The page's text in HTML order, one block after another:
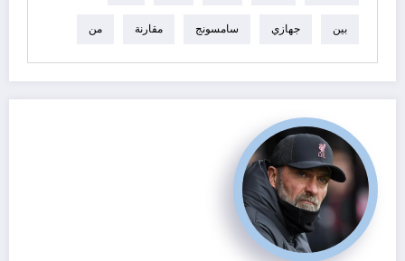
بين جهازي سامسونج مقارنة من